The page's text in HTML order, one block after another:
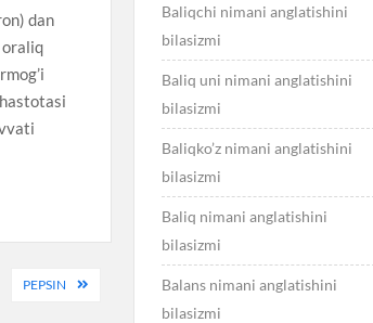
dan
PEPSIN
Baliqchi nimani anglatishini
bilasizmi
Baliq uni nimani anglatishini
bilasizmi
Baliqko’z nimani anglatishini
bilasizmi
Baliq nimani anglatishini
bilasizmi
Balans nimani anglatishini
bilasizmi